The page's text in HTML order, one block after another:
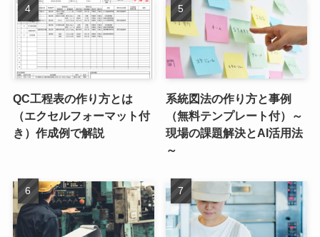
QC工程表の作り方とは
（エクセルフォーマット付
き）作成例で解説
系統図法の作り方と事例
（無料テンプレート付）～
現場の課題解決とAI活用法
～